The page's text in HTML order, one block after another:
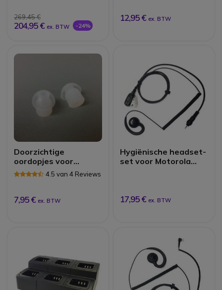
269,45 €
204,95 € ex. BTW -24%
12,95 € ex. BTW
Doorzichtige
oordopjes voor
Portofoon oortjes
4.5 van 4 Reviews
7,95 € ex. BTW
Hygiënische headset-
set voor Motorola
17,95 € ex. BTW